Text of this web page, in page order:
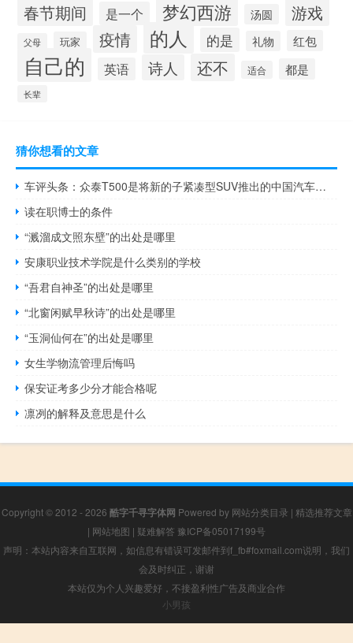
春节期间 是一个 梦幻西游 汤圆 游戏
父母 玩家 疫情 的人 的是 礼物 红包
自己的 英语 诗人 还不 适合 都是
长辈
猜你想看的文章
车评头条：众泰T500是将新的子紧凑型SUV推出的中国汽车市场
读在职博士的条件
“溅溜成文照东壁”的出处是哪里
安康职业技术学院是什么类别的学校
“吾君自神圣”的出处是哪里
“北窗闲赋早秋诗”的出处是哪里
“玉洞仙何在”的出处是哪里
女生学物流管理后悔吗
保安证考多少分才能合格呢
凛冽的解释及意思是什么
Copyright © 2012 - 2026 酷字千寻字体网 Powered by 网站分类目录 | 精选推荐文章
| 网站地图 | 疑难解答 豫ICP备05017199号
声明：本站内容来自互联网，如信息有错误可发邮件到f_fb#foxmail.com说明，我们
会及时纠正，谢谢
本站仅为个人兴趣爱好，不接盈利性广告及商业合作
小男孩